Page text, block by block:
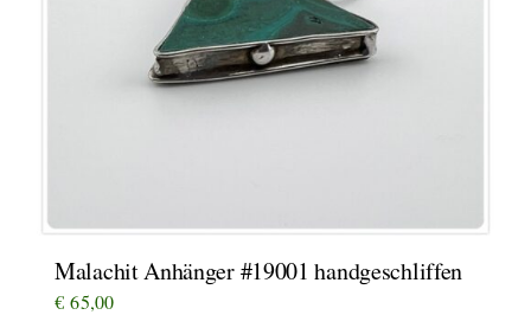
Malachit Anhänger #19001 handgeschliffen
€ 65,00